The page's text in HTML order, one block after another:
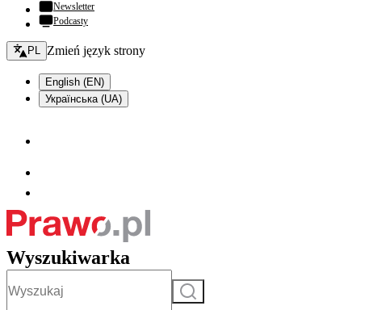
Newsletter
Podcasty
Zmień język - bieżący:
PL Zmień język strony
English (EN)
Українська (UA)
Wyszukiwarka
Szukaj